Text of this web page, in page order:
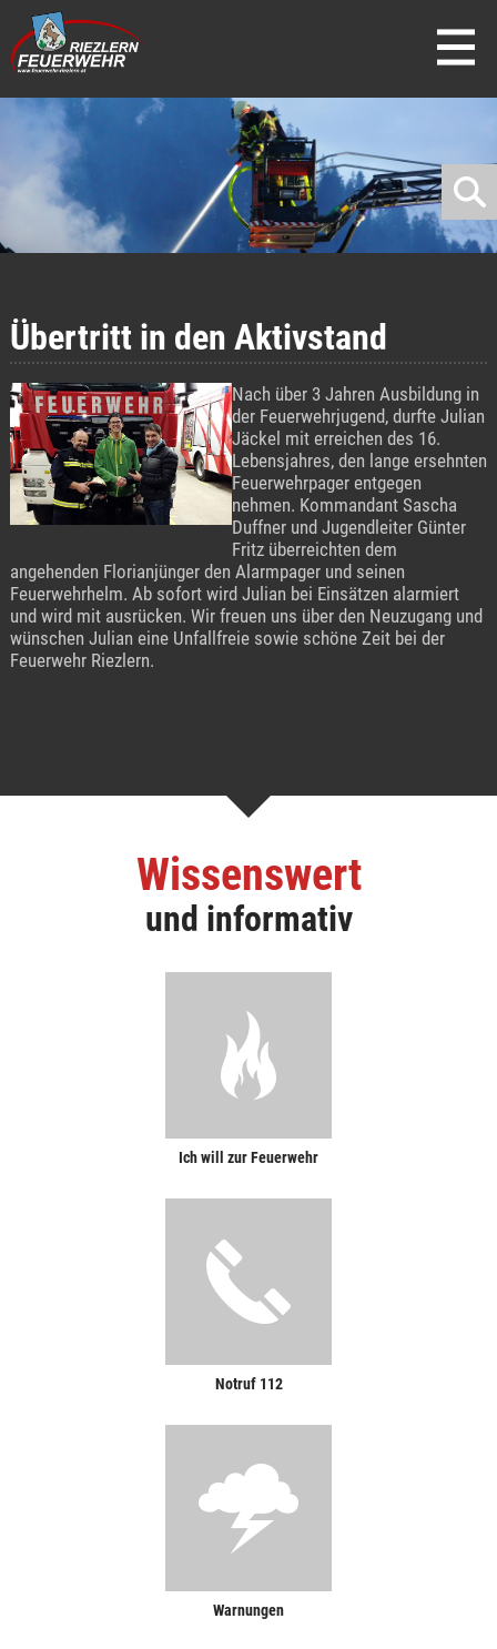
direkt zur Navigation
direkt zum Inhalt
Übertritt in den Aktivstand
Nach über 3 Jahren Ausbildung in
der Feuerwehrjugend, durfte Julian
Jäckel mit erreichen des 16.
Lebensjahres, den lange ersehnten
Feuerwehrpager entgegen
nehmen. Kommandant Sascha
Duffner und Jugendleiter Günter
Fritz überreichten dem
angehenden Florianjünger den Alarmpager und seinen
Feuerwehrhelm. Ab sofort wird Julian bei Einsätzen alarmiert
und wird mit ausrücken. Wir freuen uns über den Neuzugang und
wünschen Julian eine Unfallfreie sowie schöne Zeit bei der
Feuerwehr Riezlern.
Wissenswert
und informativ
Ich will zur Feuerwehr
Notruf 112
Warnungen